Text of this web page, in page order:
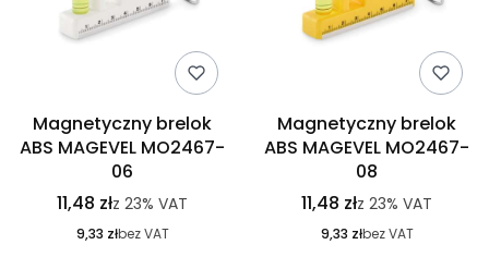
Magnetyczny brelok
ABS MAGEVEL MO2467-
06
11,48 złz 23% VAT
9,33 złbez VAT
Magnetyczny brelok
ABS MAGEVEL MO2467-
08
11,48 złz 23% VAT
9,33 złbez VAT